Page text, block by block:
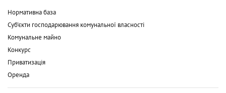
Нормативна база
Суб'єкти господарювання комунальної власності
Комунальне майно
Конкурс
Приватизація
Оренда